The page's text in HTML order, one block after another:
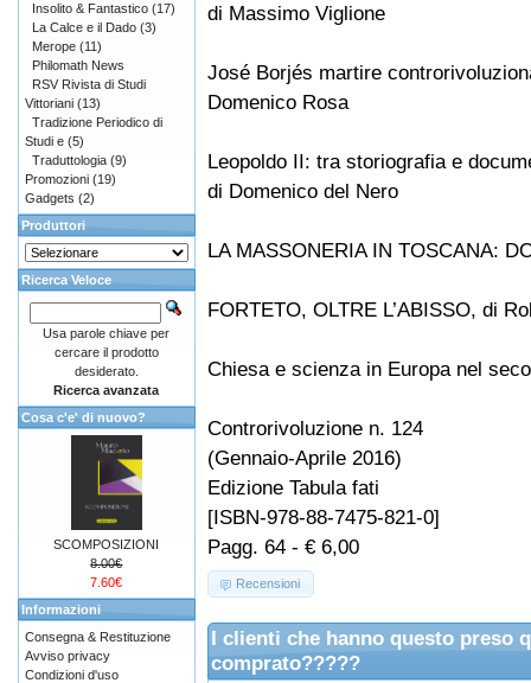
di Massimo Viglione
José Borjés martire
Domenico Rosa
Leopoldo II: tra storiografia e
di Domenico del Nero
LA MASSONERIA IN TOSCANA:
FORTETO, OLTRE L’ABISSO, di
Chiesa e scienza in Europa nel
Controrivoluzione n. 124
(Gennaio-Aprile 2016)
Edizione Tabula fati
[ISBN-978-88-7475-821-0]
Pagg. 64 - € 6,00
Recensioni
I clienti che hanno questo preso
comprato?????
Insolito & Fantastico (17)
La Calce e il Dado (3)
Merope (11)
Philomath News
RSV Rivista di Studi
Vittoriani (13)
Tradizione Periodico di
Studi e (5)
Traduttologia (9)
Promozioni (19)
Gadgets (2)
Produttori
Ricerca Veloce
Usa parole chiave per
cercare il prodotto
desiderato.
Ricerca avanzata
Cosa c'e' di nuovo?
SCOMPOSIZIONI
8.00€
7.60€
Informazioni
Consegna & Restituzione
Avviso privacy
Condizioni d'uso